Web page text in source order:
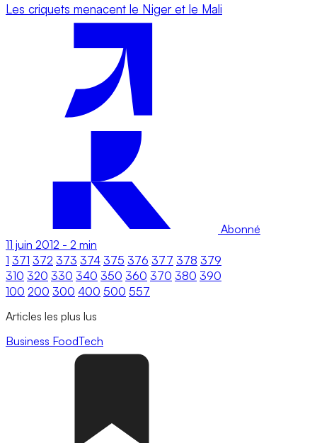
Les criquets menacent le Niger et le Mali
Abonné
11 juin 2012 - 2 min
1 371 372 373 374 375 376 377 378 379
310 320 330 340 350 360 370 380 390
100 200 300 400 500 557
Articles les plus lus
Business FoodTech